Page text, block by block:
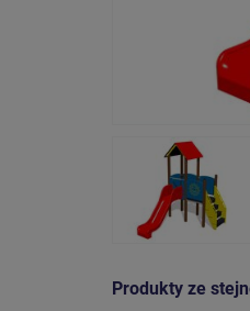
Produkty ze